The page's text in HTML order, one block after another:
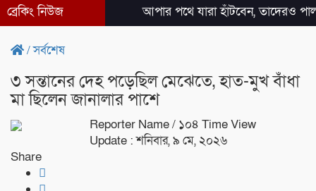
ব্রেকিং নিউজ
আপার পথে যারা হাঁটবেন, তাদেরও
/সর্বশেষ
৩ সন্তানের দেহ পড়েছিল মেঝেতে, হাত-মুখ বাঁধা
মা ছিলেন জানালার পাশে
Reporter Name/ ১০৪ Time View
Update : শনিবার, ৯ মে, ২০২৬
Share